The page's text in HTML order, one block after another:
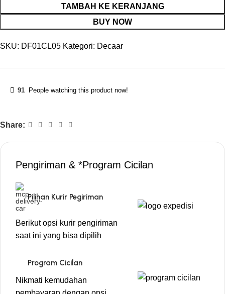
TAMBAH KE KERANJANG
BUY NOW
SKU: DF01CL05 Kategori: Decaar
91 People watching this product now!
Share:
Pengiriman & *Program Cicilan
Pilihan Kurir Pegiriman
Berikut opsi kurir pengiriman
saat ini yang bisa dipilih
Program Cicilan
Nikmati kemudahan